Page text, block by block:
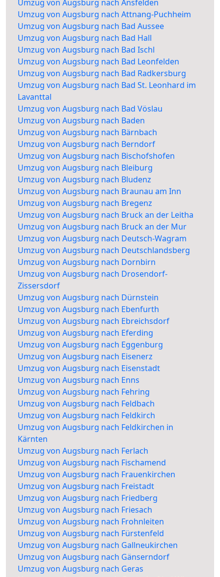
Umzug von Augsburg nach Ansfelden
Umzug von Augsburg nach Attnang-Puchheim
Umzug von Augsburg nach Bad Aussee
Umzug von Augsburg nach Bad Hall
Umzug von Augsburg nach Bad Ischl
Umzug von Augsburg nach Bad Leonfelden
Umzug von Augsburg nach Bad Radkersburg
Umzug von Augsburg nach Bad St. Leonhard im
Lavanttal
Umzug von Augsburg nach Bad Vöslau
Umzug von Augsburg nach Baden
Umzug von Augsburg nach Bärnbach
Umzug von Augsburg nach Berndorf
Umzug von Augsburg nach Bischofshofen
Umzug von Augsburg nach Bleiburg
Umzug von Augsburg nach Bludenz
Umzug von Augsburg nach Braunau am Inn
Umzug von Augsburg nach Bregenz
Umzug von Augsburg nach Bruck an der Leitha
Umzug von Augsburg nach Bruck an der Mur
Umzug von Augsburg nach Deutsch-Wagram
Umzug von Augsburg nach Deutschlandsberg
Umzug von Augsburg nach Dornbirn
Umzug von Augsburg nach Drosendorf-
Zissersdorf
Umzug von Augsburg nach Dürnstein
Umzug von Augsburg nach Ebenfurth
Umzug von Augsburg nach Ebreichsdorf
Umzug von Augsburg nach Eferding
Umzug von Augsburg nach Eggenburg
Umzug von Augsburg nach Eisenerz
Umzug von Augsburg nach Eisenstadt
Umzug von Augsburg nach Enns
Umzug von Augsburg nach Fehring
Umzug von Augsburg nach Feldbach
Umzug von Augsburg nach Feldkirch
Umzug von Augsburg nach Feldkirchen in
Kärnten
Umzug von Augsburg nach Ferlach
Umzug von Augsburg nach Fischamend
Umzug von Augsburg nach Frauenkirchen
Umzug von Augsburg nach Freistadt
Umzug von Augsburg nach Friedberg
Umzug von Augsburg nach Friesach
Umzug von Augsburg nach Frohnleiten
Umzug von Augsburg nach Fürstenfeld
Umzug von Augsburg nach Gallneukirchen
Umzug von Augsburg nach Gänserndorf
Umzug von Augsburg nach Geras